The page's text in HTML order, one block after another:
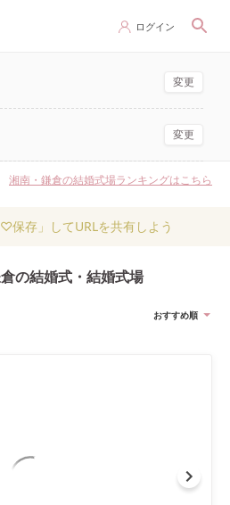
ログイン
変更
変更
湘南・鎌倉の結婚式場ランキングはこちら
保存」してURLを共有しよう
の結婚式・結婚式場
おすすめ順